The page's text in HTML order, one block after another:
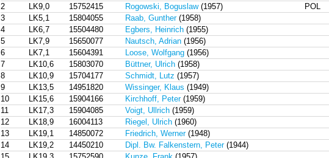
2
LK9,0 15752415 Rogowski, Boguslaw(1957) POL
3
LK5,1 15804055 Raab, Gunther(1958)
4
LK6,7 15504480 Egbers, Heinrich (1955)
5
LK7,9 15650077 Nautsch, Adrian (1956)
6
LK7,1 15604391 Loose, Wolfgang (1956)
7
LK10,6 15803070 Büttner, Ulrich (1958)
8
LK10,9 15704177 Schmidt, Lutz (1957)
9
LK13,5 14951820 Wissinger, Klaus (1949)
10
LK15,6 15904166 Kirchhoff, Peter(1959)
11
LK17,3 15904085 Voigt, Ullrich (1959)
12
LK18,9 16004113 Riegel, Ulrich (1960)
13
LK19,1 14850072 Friedrich, Werner(1948)
14
LK19,2 14450210 Dipl. Bw. Falkenstern, Peter(1944)